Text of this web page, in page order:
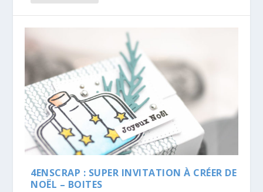
4ENSCRAP : SUPER INVITATION À CRÉER DE
NOËL – BOITES